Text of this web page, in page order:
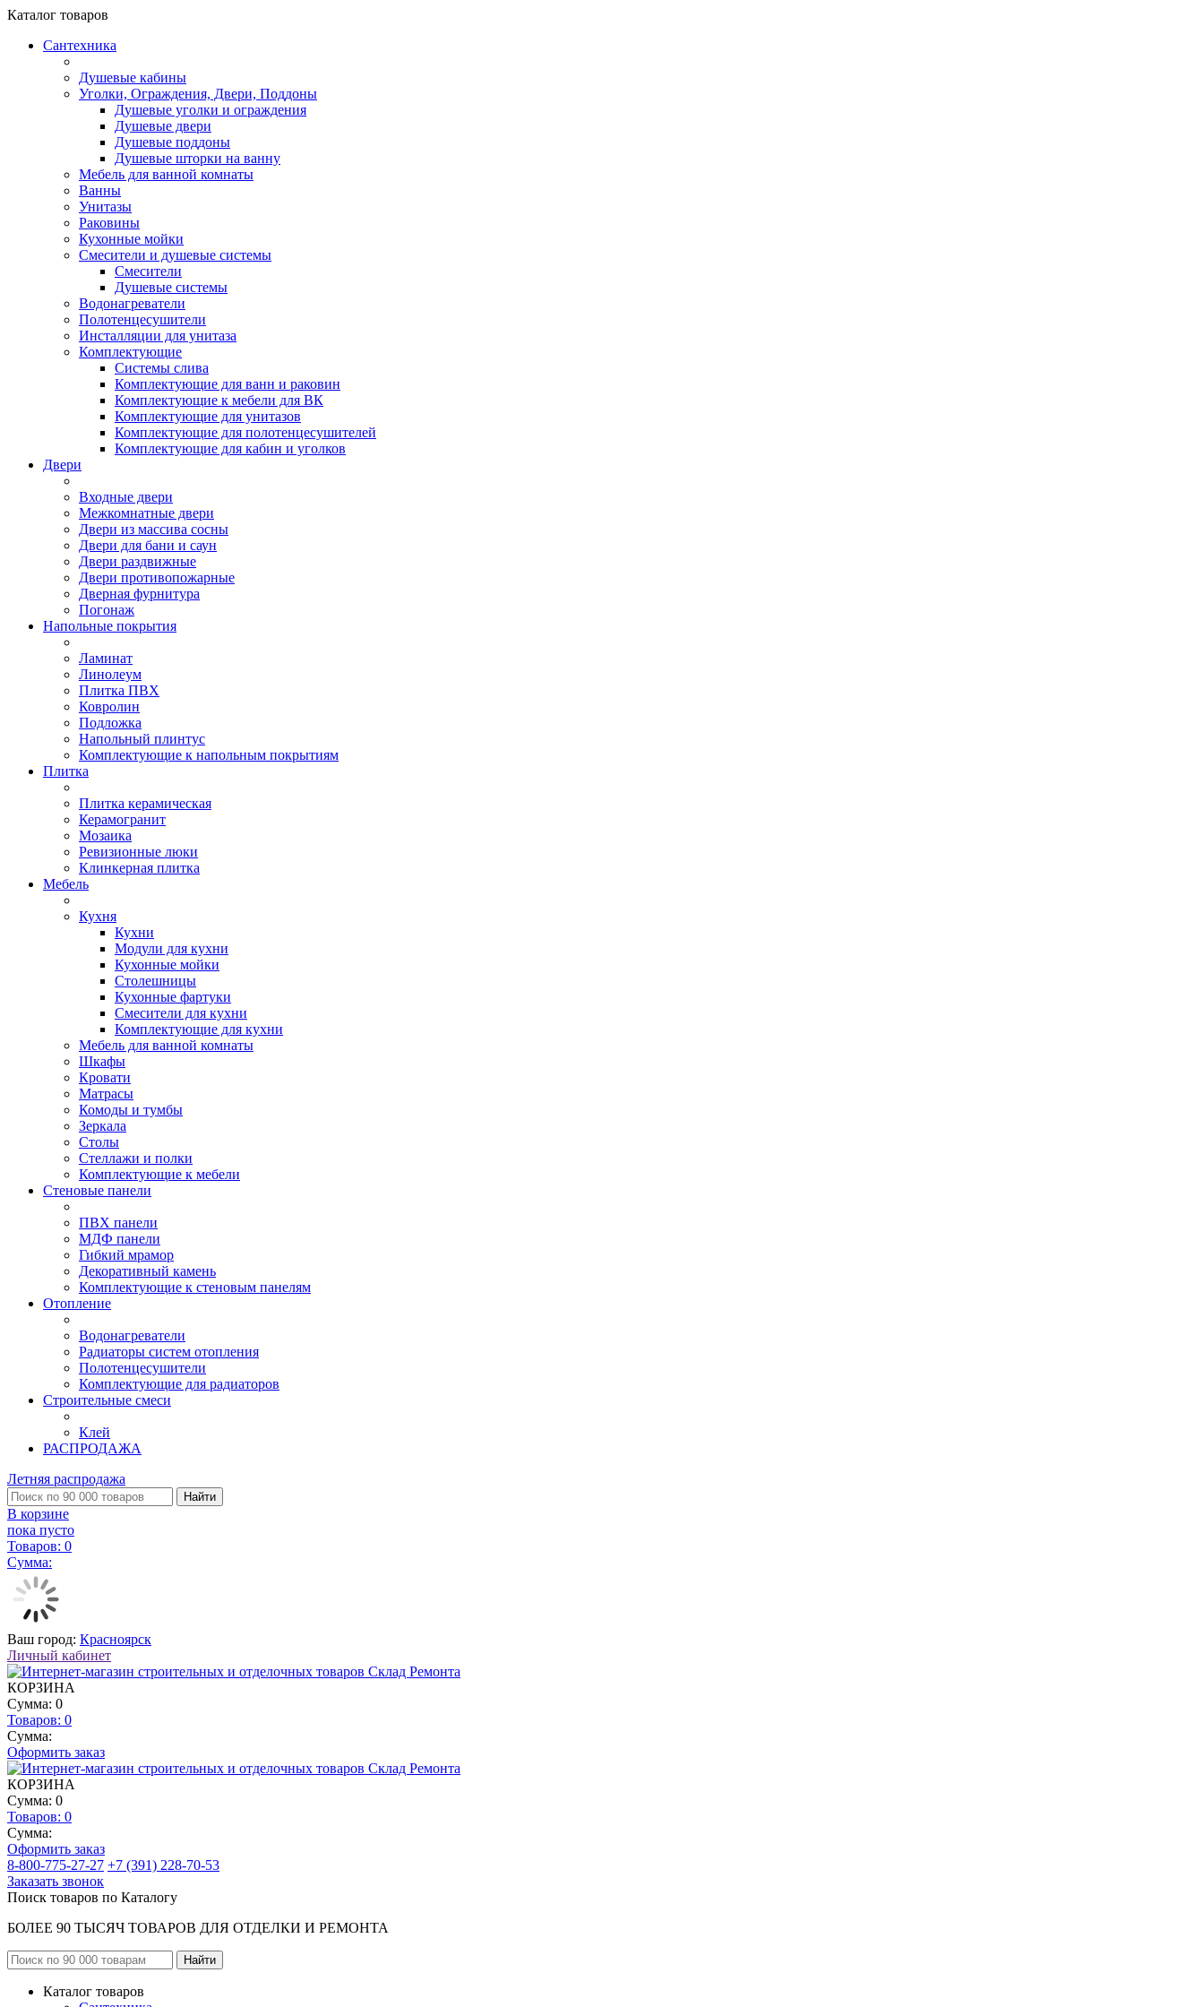
Каталог товаров
Сантехника
Душевые кабины
Уголки, Ограждения, Двери, Поддоны
Душевые уголки и ограждения
Душевые двери
Душевые поддоны
Душевые шторки на ванну
Мебель для ванной комнаты
Ванны
Унитазы
Раковины
Кухонные мойки
Смесители и душевые системы
Смесители
Душевые системы
Водонагреватели
Полотенцесушители
Инсталляции для унитаза
Комплектующие
Системы слива
Комплектующие для ванн и раковин
Комплектующие к мебели для ВК
Комплектующие для унитазов
Комплектующие для полотенцесушителей
Комплектующие для кабин и уголков
Двери
Входные двери
Межкомнатные двери
Двери из массива сосны
Двери для бани и саун
Двери раздвижные
Двери противопожарные
Дверная фурнитура
Погонаж
Напольные покрытия
Ламинат
Линолеум
Плитка ПВХ
Ковролин
Подложка
Напольный плинтус
Комплектующие к напольным покрытиям
Плитка
Плитка керамическая
Керамогранит
Мозаика
Ревизионные люки
Клинкерная плитка
Мебель
Кухня
Кухни
Модули для кухни
Кухонные мойки
Столешницы
Кухонные фартуки
Смесители для кухни
Комплектующие для кухни
Мебель для ванной комнаты
Шкафы
Кровати
Матрасы
Комоды и тумбы
Зеркала
Столы
Стеллажи и полки
Комплектующие к мебели
Стеновые панели
ПВХ панели
МДФ панели
Гибкий мрамор
Декоративный камень
Комплектующие к стеновым панелям
Отопление
Водонагреватели
Радиаторы систем отопления
Полотенцесушители
Комплектующие для радиаторов
Строительные смеси
Клей
РАСПРОДАЖА
Летняя распродажа
Найти
В корзине
пока пусто
Товаров: 0
Сумма:
Ваш город: Красноярск
Личный кабинет
КОРЗИНА
Сумма: 0
Товаров: 0
Сумма:
Оформить заказ
КОРЗИНА
Сумма: 0
Товаров: 0
Сумма:
Оформить заказ
8-800-775-27-27 +7 (391) 228-70-53
Заказать звонок
Поиск товаров по Каталогу
БОЛЕЕ 90 ТЫСЯЧ ТОВАРОВ ДЛЯ ОТДЕЛКИ И РЕМОНТА
Каталог товаров